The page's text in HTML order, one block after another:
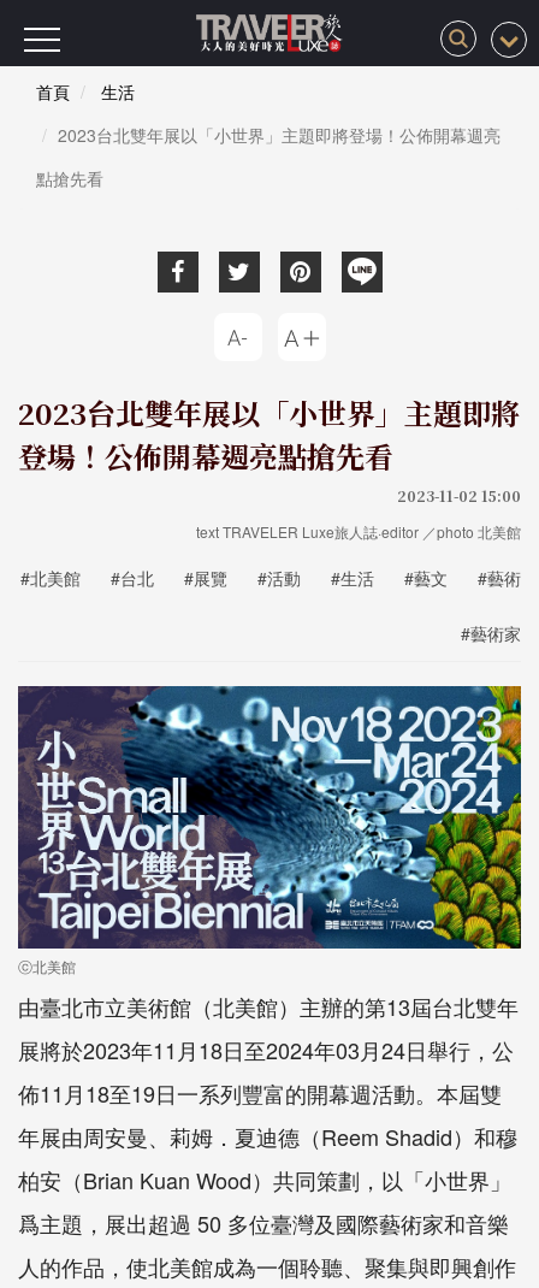
首頁
生活
2023台北雙年展以「小世界」主題即將登場！公佈開幕週亮
點搶先看
2023台北雙年展以「小世界」主題即將
登場！公佈開幕週亮點搶先看
2023-11-02 15:00
text TRAVELER Luxe旅人誌·editor ／photo 北美館
#北美館 #台北 #展覽 #活動 #生活 #藝文 #藝術
#藝術家
ⓒ北美館
由臺北市立美術館（北美館）主辦的第13屆台北雙年
展將於2023年11月18日至2024年03月24日舉行，公
佈11月18至19日一系列豐富的開幕週活動。本屆雙
年展由周安曼、莉姆．夏迪德（Reem Shadid）和穆
柏安（Brian Kuan Wood）共同策劃，以「小世界」
爲主題，展出超過 50 多位臺灣及國際藝術家和音樂
人的作品，使北美館成為一個聆聽、聚集與即興創作